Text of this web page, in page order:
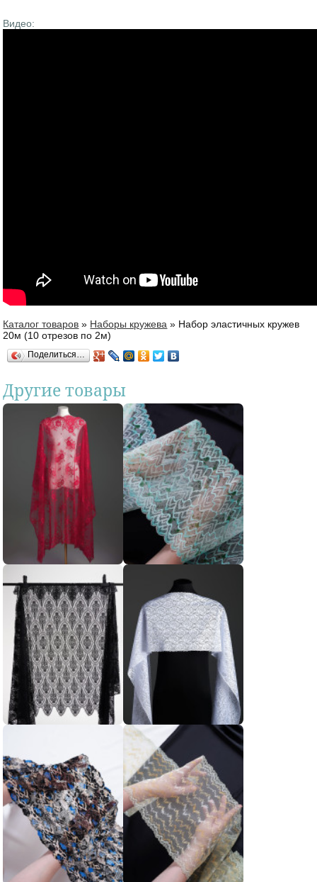
Видео:
Вы здесь
Каталог товаров » Наборы кружева » Набор эластичных кружев
20м (10 отрезов пo 2м)
Поделиться…
Другие товары